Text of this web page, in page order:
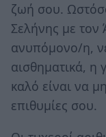
ζωή σου.
Σελήνης με τον
ανυπόμονο/η,
αισθηματικά, η
καλό είναι να
επιθυμίες σου.